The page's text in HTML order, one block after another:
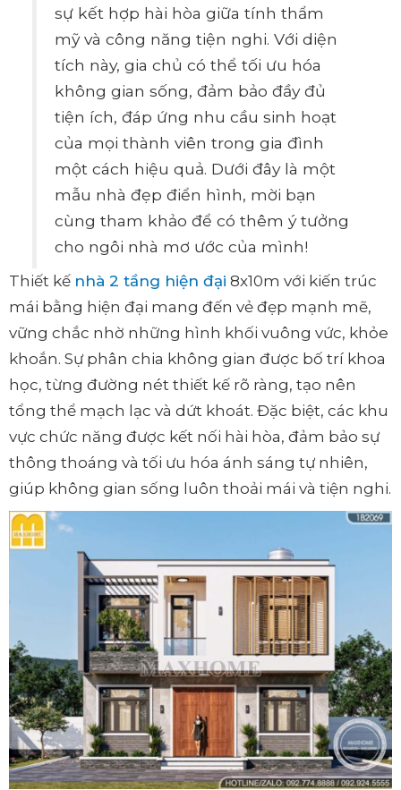
sự kết hợp hài hòa giữa tính thẩm
mỹ và công năng tiện nghi. Với diện
tích này, gia chủ có thể tối ưu hóa
không gian sống, đảm bảo đầy đủ
tiện ích, đáp ứng nhu cầu sinh hoạt
của mọi thành viên trong gia đình
một cách hiệu quả. Dưới đây là một
mẫu nhà đẹp điển hình, mời bạn
cùng tham khảo để có thêm ý tưởng
cho ngôi nhà mơ ước của mình!
Thiết kế nhà 2 tầng hiện đại 8x10m với kiến trúc
mái bằng hiện đại mang đến vẻ đẹp mạnh mẽ,
vững chắc nhờ những hình khối vuông vức, khỏe
khoắn. Sự phân chia không gian được bố trí khoa
học, từng đường nét thiết kế rõ ràng, tạo nên
tổng thể mạch lạc và dứt khoát. Đặc biệt, các khu
vực chức năng được kết nối hài hòa, đảm bảo sự
thông thoáng và tối ưu hóa ánh sáng tự nhiên,
giúp không gian sống luôn thoải mái và tiện nghi.